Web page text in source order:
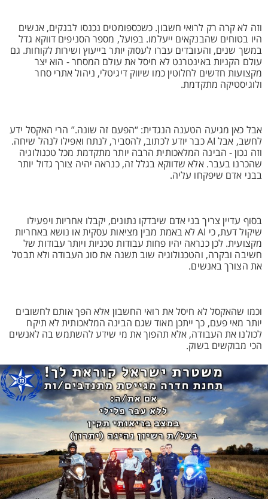
וזה לא קרה רק לרואי חשבון. כשכספומטים נכנסו לבנקים, אנשים
היו בטוחים שהבנקאים ייעלמו. בפועל, מספר הסניפים דווקא גדל
במשך שנים, והעובדים עברו לעסוק יותר בייעוץ ושירות לקוחות. גם
עולם הקניות באינטרנט לא חיסל את עולם המסחר - הוא יצר
מקצועות חדשים לחלוטין כמו שיווק דיגיטלי, ניהול אתרי סחר
ולוגיסטיקה מתקדמת.
אבל כאן מגיעה הטענה הנגדית: “הפעם זה שונה.” הרי האקסל ידע
לחשב, אבל AI כבר יודע לכתוב, להסביר, לנתח ואפילו לנהל שיחה.
וזה נכון - הבינה המלאכותית הרבה יותר מתקדמת מכל טכנולוגיה
שהכרנו בעבר. אלא שדווקא בגלל זה, כנראה יהיה צורך גדול יותר
בבני אדם שיפקחו עליה.
בסוף עדיין צריך בני אדם שיבדקו נתונים, יקבלו אחריות ויפעילו
שיקול דעת, כי AI לא באמת מבין מציאות עסקית או נושא באחריות
מקצועית. לכן כנראה יהיו פחות עבודות טכניות ויותר עבודות של
חשיבה ובקרה, והטכנולוגיה שוב תשנה את סוג העבודה ולא תבטל
את הצורך באנשים.
וכמו שהאקסל לא חיסל את רואי החשבון אלא הפך אותם לחשובים
יותר מאי פעם, כך ייתכן מאוד שגם הבינה המלאכותית לא תיקח
לכולנו את העבודה, אלא תהפוך את מי שידע להשתמש בה לאנשים
הכי מבוקשים בשוק.